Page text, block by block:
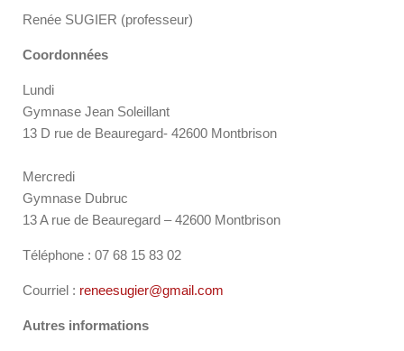
Renée SUGIER (professeur)
Coordonnées
Lundi
Gymnase Jean Soleillant
13 D rue de Beauregard- 42600 Montbrison
Mercredi
Gymnase Dubruc
13 A rue de Beauregard – 42600 Montbrison
Téléphone : 07 68 15 83 02
Courriel : reneesugier@gmail.com
Autres informations